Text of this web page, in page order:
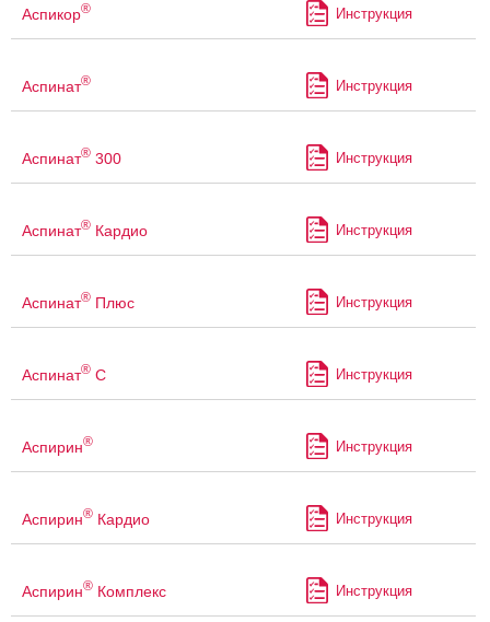
Аспикор® Инструкция
Аспинат® Инструкция
Аспинат® 300 Инструкция
Аспинат® Кардио Инструкция
Аспинат® Плюс Инструкция
Аспинат® С Инструкция
Аспирин® Инструкция
Аспирин® Кардио Инструкция
Аспирин® Комплекс Инструкция